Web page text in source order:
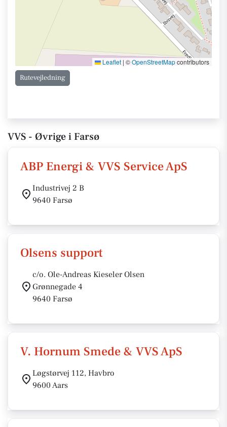
Leaflet | ©OpenStreetMapcontributors
Rutevejledning
VVS - Øvrige i Farsø
ABP Energi & VVS Service ApS
Industrivej 2 B
9640 Farsø
Olsens support
c/o. Ole-Andreas Kieseler Olsen
Grønnegade 4
9640 Farsø
V. Hornum Smede & VVS ApS
Løgstørvej 112, Havbro
9600 Aars